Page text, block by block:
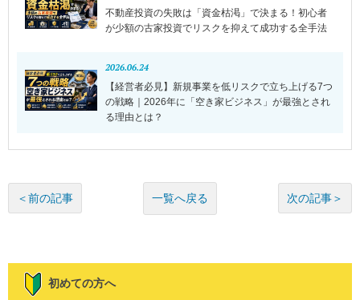
不動産投資の失敗は「資金枯渇」で決まる！初心者
が少額の古家投資でリスクを抑えて成功する全手法
2026.06.24
【経営者必見】新規事業を低リスクで立ち上げる7つ
の戦略｜2026年に「空き家ビジネス」が最強とされ
る理由とは？
＜前の記事 一覧へ戻る 次の記事＞
初めての方へ